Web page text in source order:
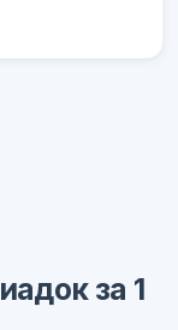
за 1